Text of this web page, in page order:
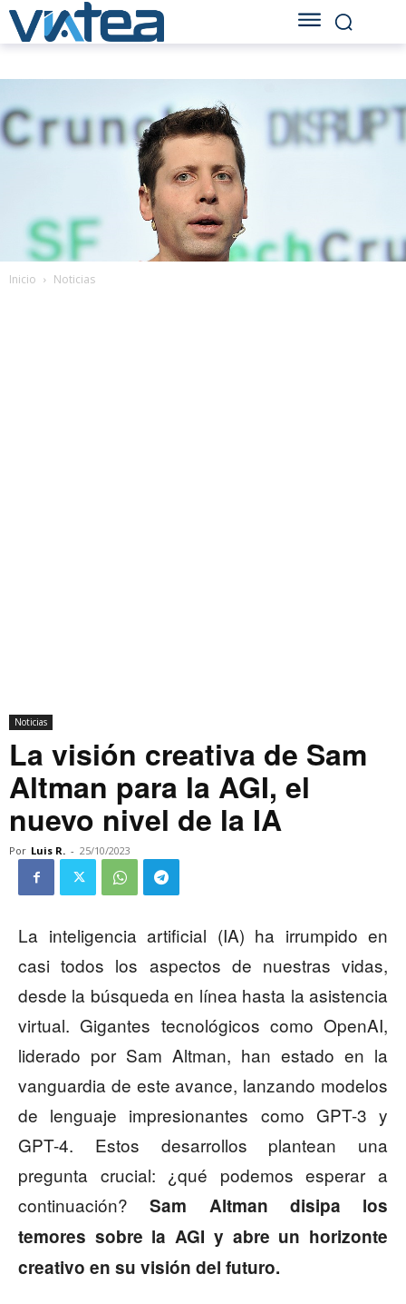
Inicio Noticias
Noticias
La visión creativa de Sam
Altman para la AGI, el
nuevo nivel de la IA
Por Luis R. - 25/10/2023
La inteligencia artificial (IA) ha irrumpido en
casi todos los aspectos de nuestras vidas,
desde la búsqueda en línea hasta la asistencia
virtual. Gigantes tecnológicos como OpenAI,
liderado por Sam Altman, han estado en la
vanguardia de este avance, lanzando modelos
de lenguaje impresionantes como GPT-3 y
GPT-4. Estos desarrollos plantean una
pregunta crucial: ¿qué podemos esperar a
continuación?Sam Altman disipa los
temores sobre la AGI y abre un horizonte
creativo en su visión del futuro.